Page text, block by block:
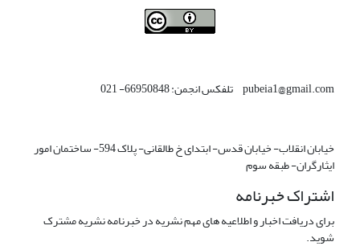
pubeia1@gmail.com تلفکس انجمن: 66950848- 021
خیابان انقلاب- خیابان قدس- ابتدای خ طالقانی- پلاک 594- ساختمان امور
ایثارگران- طبقه سوم
اشتراک خبرنامه
برای دریافت اخبار و اطلاعیه های مهم نشریه در خبرنامه نشریه مشترک
شوید.